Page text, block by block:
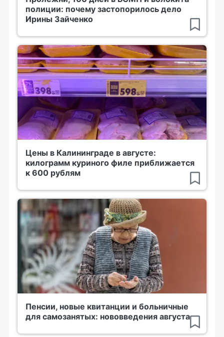
полиции: почему застопорилось дело
Ирины Зайченко
Цены в Калининграде в августе:
килограмм куриного филе приближается
к 600 рублям
Пенсии, новые квитанции и больничные
для самозанятых: нововведения августа